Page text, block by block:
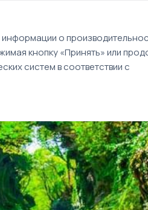
Идеи
о
кнопку «Принять» или
систем в соответствии с